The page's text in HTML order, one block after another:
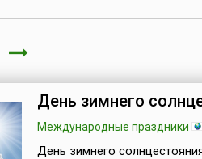
День зимнего
Международные праздники
День зимнего